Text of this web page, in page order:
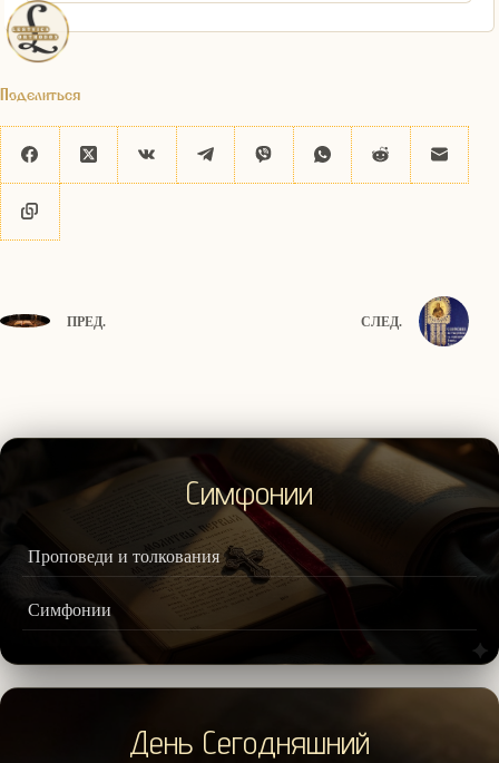
Поделиться
ПРЕД. СЛЕД.
Симфонии
Проповеди и толкования
Симфонии
День Сегодняшний